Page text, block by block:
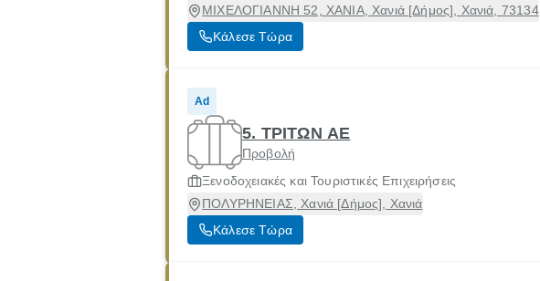
ΜΙΧΕΛΟΓΙΑΝΝΗ 52, ΧΑΝΙΑ, Χανιά [Δήμος], Χανιά, 73134
Κάλεσε Τώρα
Ad
5. ΤΡΙΤΩΝ ΑΕ
Προβολή
Ξενοδοχειακές και Τουριστικές Επιχειρήσεις
ΠΟΛΥΡΗΝΕΙΑΣ, Χανιά [Δήμος], Χανιά
Κάλεσε Τώρα